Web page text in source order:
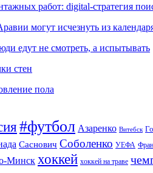
работ: digital-стратегия
могут исчезнуть из
едут не смотреть, а испытывать
стен
пола
#футбол Азаренко Витебск
Саснович Соболенко УЕФА
Минск хоккей хоккей на траве